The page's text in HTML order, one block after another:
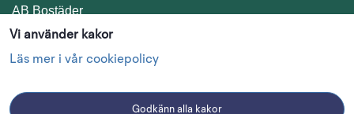
Vi använder kakor
Läs mer i vår cookiepolicy
Godkänn alla kakor
AB BostäderLänk till annan webbplats.
Följ oss i sociala medier